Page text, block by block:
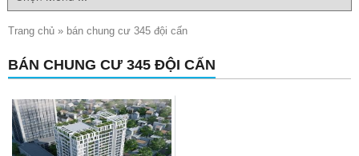
Trang chủ » bán chung cư 345 đội cấn
BÁN CHUNG CƯ 345 ĐỘI CẤN